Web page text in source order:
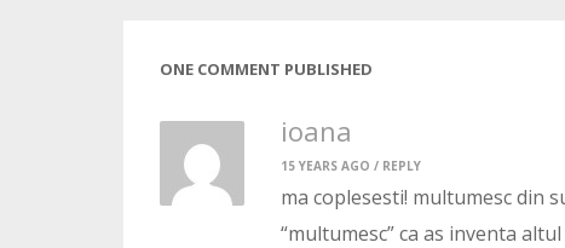
ONE COMMENT PUBLISHED
ioana
15 YEARS AGO / REPLY
ma coplesesti! multumesc din
“multumesc” ca as inventa